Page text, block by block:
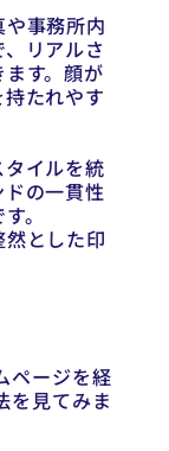
事務所内
リアルさ
す。顔が
たれやす
イルを統
の一貫性
。
とした印
ページを経
を見てみま